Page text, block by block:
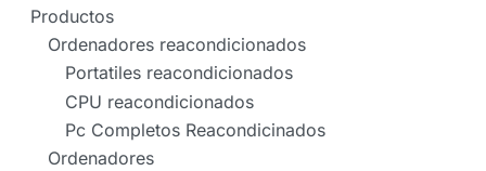
Productos
Ordenadores reacondicionados
Portatiles reacondicionados
CPU reacondicionados
Pc Completos Reacondicinados
Ordenadores